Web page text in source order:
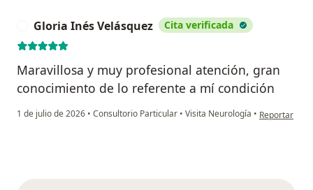
Gloria Inés Velásquez Cita verificada
Maravillosa y muy profesional atención, gran
conocimiento de lo referente a mí condición
1 de julio de 2026 • Consultorio Particular • Visita Neurología • en opinión
Reportar